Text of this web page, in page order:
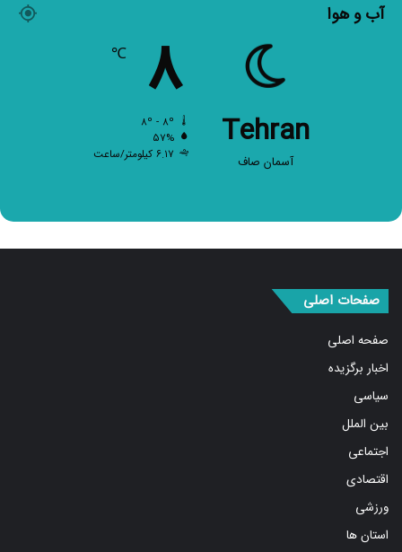
آب و هوا
Tehran
آسمان صاف
۸ ℃
۵۷%
۶.۱۷ کیلومتر/ساعت
صفحات اصلی
صفحه اصلی
اخبار برگزیده
سیاسی
بین الملل
اجتماعی
اقتصادی
ورزشی
استان ها